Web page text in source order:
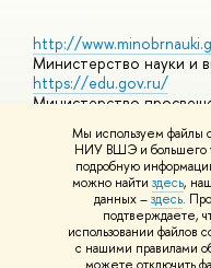
Мы используем файлы
НИУ ВШЭ и большего
подробную
можно найти здесь,
данных –здесь.
подтверждаете,
использовании
с нашими правилами
http://
Министерство науки и
https://edu.gov.ru/
Министерство
https://elearning.hse.ru/
Массовые открытые
© НИУ ВШЭ 1993–2026
использования материалов
Шрифты HSE Sans и HSE